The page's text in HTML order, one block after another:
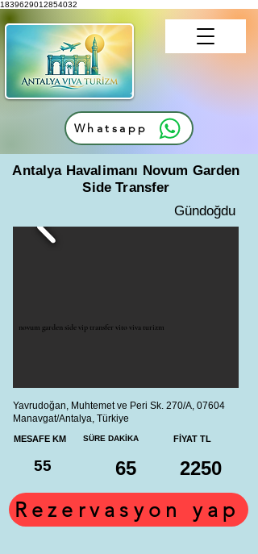
1839629012854032
Whatsapp
Antalya Havalimanı Novum Garden
Side Transfer
Gündoğdu
novum garden side vip transfer vito viva turizm
Yavrudoğan, Muhtemet ve Peri Sk. 270/A, 07604
Manavgat/Antalya, Türkiye
MESAFE KM
55
SÜRE DAKİKA
65
FİYAT TL
2250
Rezervasyon yap